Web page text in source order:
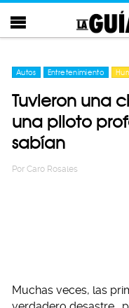
Autos Entretenimiento
Tuvieron una
una piloto
sabían
Por Caro Rosales
Muchas veces, las